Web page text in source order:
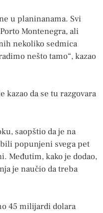
u planinanama. Svi
Montenegra, ali
nekoliko sedmica
nešto tamo“, kazao
kazao da se tu razgovara
saopštio da je na
popunjeni svega pet
Međutim, kako je dodao,
je naučio da treba
45 milijardi dolara